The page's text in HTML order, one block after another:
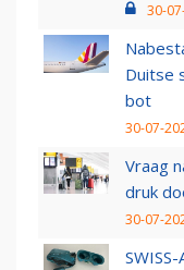
30-
Duitse
bot
30-07-
Vraag
druk
30-07-